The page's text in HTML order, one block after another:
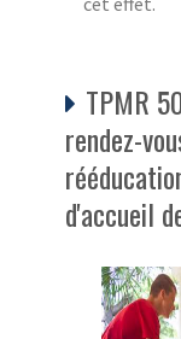
TPMR
rendez-
d'accueil